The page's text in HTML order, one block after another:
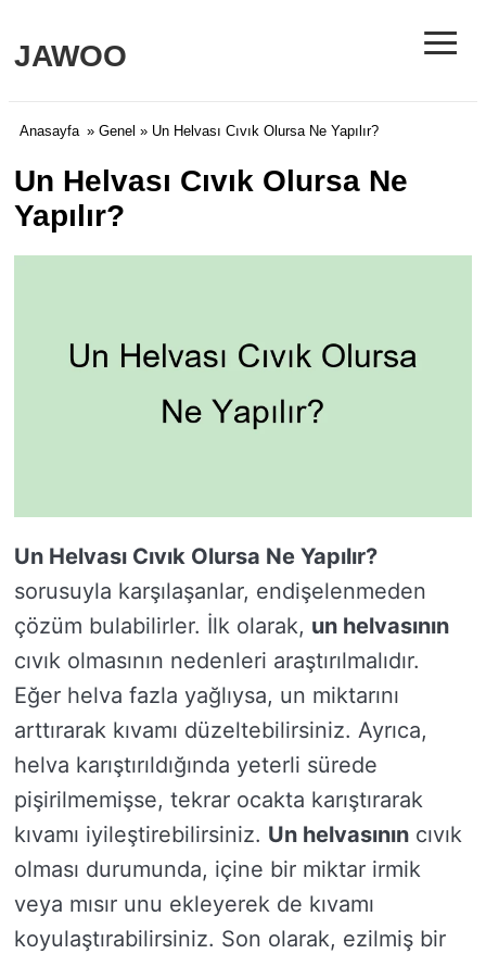
JAWOO ≡
Anasayfa » Genel » Un Helvası Cıvık Olursa Ne Yapılır?
Un Helvası Cıvık Olursa Ne
Yapılır?
Un Helvası Cıvık Olursa Ne Yapılır?
sorusuyla karşılaşanlar, endişelenmeden
çözüm bulabilirler. İlk olarak, un helvasının
cıvık olmasının nedenleri araştırılmalıdır.
Eğer helva fazla yağlıysa, un miktarını
arttırarak kıvamı düzeltebilirsiniz. Ayrıca,
helva karıştırıldığında yeterli sürede
pişirilmemişse, tekrar ocakta karıştırarak
kıvamı iyileştirebilirsiniz. Un helvasının cıvık
olması durumunda, içine bir miktar irmik
veya mısır unu ekleyerek de kıvamı
koyulaştırabilirsiniz. Son olarak, ezilmiş bir